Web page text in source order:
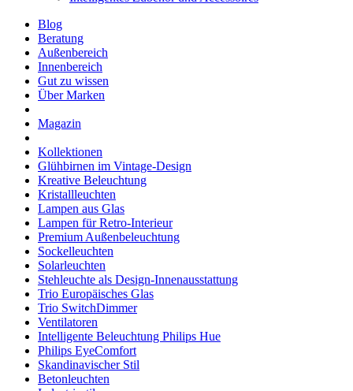
Blog
Beratung
Außenbereich
Innenbereich
Gut zu wissen
Über Marken
Magazin
Kollektionen
Glühbirnen im Vintage-Design
Kreative Beleuchtung
Kristallleuchten
Lampen aus Glas
Lampen für Retro-Interieur
Premium Außenbeleuchtung
Sockelleuchten
Solarleuchten
Stehleuchte als Design-Innenausstattung
Trio Europäisches Glas
Trio SwitchDimmer
Ventilatoren
Intelligente Beleuchtung Philips Hue
Philips EyeComfort
Skandinavischer Stil
Betonleuchten